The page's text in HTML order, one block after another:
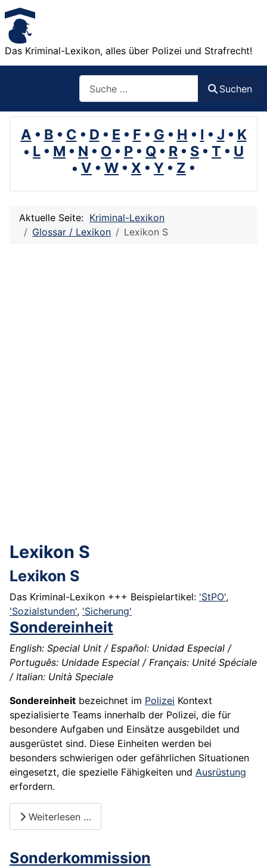
Das Kriminal-Lexikon, alles über Polizei und Strafrecht!
Suchen
A • B • C • D • E • F • G • H • I • J • K
• L • M • N • O • P • Q • R • S • T • U
• V • W • X • Y • Z •
Aktuelle Seite: Kriminal-Lexikon
Glossar / Lexikon
Lexikon S
Lexikon S
Lexikon S
Das Kriminal-Lexikon +++ Beispielartikel: 'StPO',
'Sozialstunden', 'Sicherung'
Sondereinheit
English: Special Unit / Español: Unidad Especial /
Português: Unidade Especial / Français: Unité Spéciale
/ Italian: Unità Speciale
Sondereinheit bezeichnet im Polizei Kontext
spezialisierte Teams innerhalb der Polizei, die für
besondere Aufgaben und Einsätze ausgebildet und
ausgerüstet sind. Diese Einheiten werden bei
besonders schwierigen oder gefährlichen Situationen
eingesetzt, die spezielle Fähigkeiten und Ausrüstung
erfordern.
Weiterlesen …
Sonderkommission